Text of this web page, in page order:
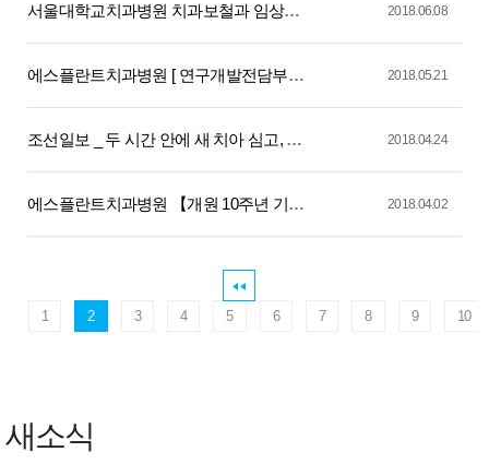
서울대학교치과병원 치과보철과 임상자문교수 위촉_ 백상현 원장님 2018.06.08
에스플란트치과병원 [ 연구개발전담부서 인증서 ] 2018.05.21
조선일보 _ 두 시간 안에 새 치아 심고, 신경·혈관 손상도 최소화_에스플란트치과병원 원장님 인터뷰 2018.04.24
에스플란트치과병원 【개원 10주년 기념 특별한 혜택】 2018.04.02
1 2 3 4 5 6 7 8 9 10
새소식